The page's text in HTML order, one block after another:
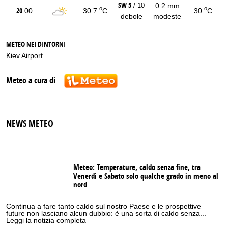
20 .00 30.7 oC
SW 5 / 10
debole
0.2 mm
modeste
30 oC
METEO NEI DINTORNI
Kiev Airport
Meteo a cura di
NEWS METEO
Meteo: Temperature, caldo senza fine, tra
Venerdì e Sabato solo qualche grado in meno al
nord
Continua a fare tanto caldo sul nostro Paese e le prospettive
future non lasciano alcun dubbio: è una sorta di caldo senza...
Leggi la notizia completa